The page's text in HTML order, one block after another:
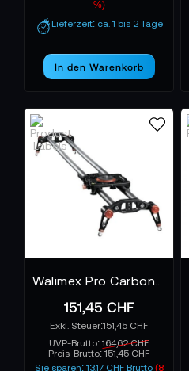
%)
Lieferzeit: ca. 1 bis 2 Tage
In den Warenkorb
151,45 CHF
151,45 CHF
UVP-Brutto:164,62 CHF
Preis-Brutto:151,45 CHF
Sie sparen: 13,17 CHF Brutto (8